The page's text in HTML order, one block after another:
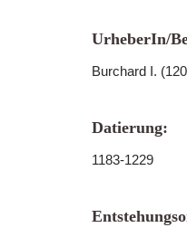
UrheberIn/
Burchard I.
Datierung:
1183-1229